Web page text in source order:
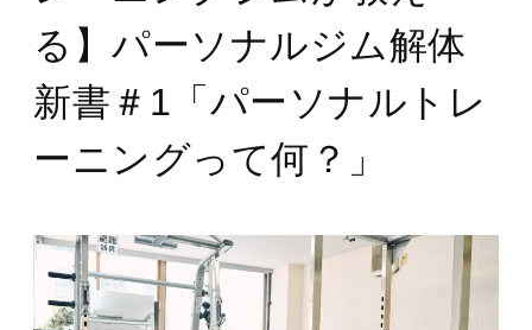
る】パーソナルジム解体
新書＃1「パーソナルトレ
ーニングって何？」